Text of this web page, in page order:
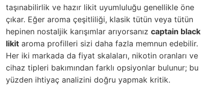
taşınabilirlik ve hazır likit uyumluluğu genellikle öne
çıkar. Eğer aroma çeşitliliği, klasik tütün veya tütün
hepinen nostaljik karışımlar arıyorsanız captain black
likit aroma profilleri sizi daha fazla memnun edebilir.
Her iki markada da fiyat skalaları, nikotin oranları ve
cihaz tipleri bakımından farklı opsiyonlar bulunur; bu
yüzden ihtiyaç analizini doğru yapmak kritik.